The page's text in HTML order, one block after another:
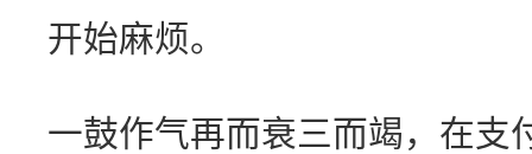
开始麻烦。
一鼓作气再而衰三而竭，在支